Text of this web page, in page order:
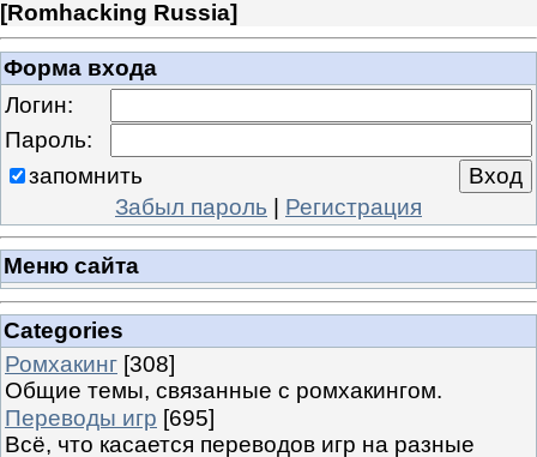
[Romhacking Russia]
Форма входа
Логин:
Пароль:
запомнить
Забыл пароль | Регистрация
Меню сайта
Categories
Ромхакинг [308]
Общие темы, связанные с ромхакингом.
Переводы игр [695]
Всё, что касается переводов игр на разные